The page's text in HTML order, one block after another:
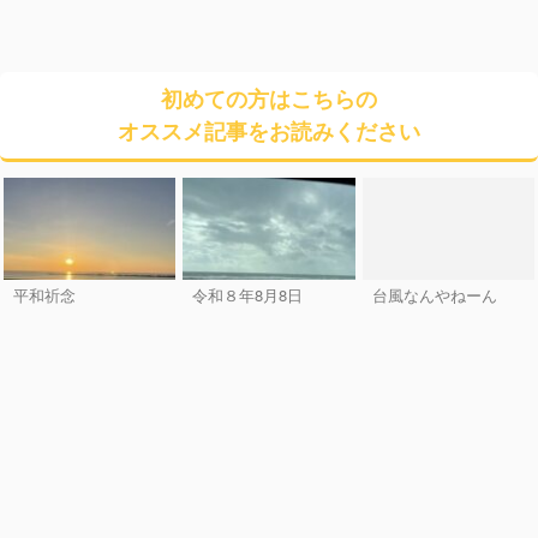
初めての方はこちらの
オススメ記事をお読みください
平和祈念 令和８年8月8日 台風なんやねーん